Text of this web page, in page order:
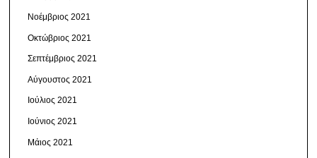
Νοέμβριος 2021
Οκτώβριος 2021
Σεπτέμβριος 2021
Αύγουστος 2021
Ιούλιος 2021
Ιούνιος 2021
Μάιος 2021